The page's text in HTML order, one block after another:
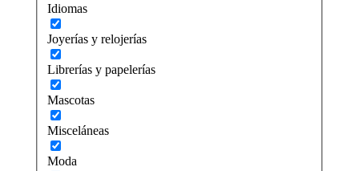
Idiomas
Joyerías y relojerías
Librerías y papelerías
Mascotas
Misceláneas
Moda